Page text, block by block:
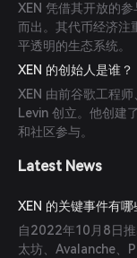
XEN 凭借其开放的
而出。其代币经济注
平透明的生态系统。
XEN 的创始人是谁？
XEN 由前谷歌工程
Levin 创立。他创建
和社区参与。
Latest News
XEN 的关键事件有哪
自2022年10月8日推
太坊、Avalanche、